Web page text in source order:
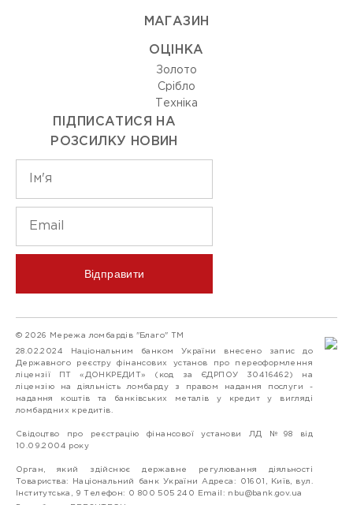
МАГАЗИН
ОЦIНКА
Золото
Срiбло
Технiка
ПІДПИСАТИСЯ НА
РОЗСИЛКУ НОВИН
Відправити
© 2026 Мережа ломбардів "Благо" ТМ
28.02.2024 Національним банком України внесено запис до
Державного реєстру фінансових установ про переоформлення
ліцензії ПТ «ДОНКРЕДИТ» (код за ЄДРПОУ 30416462) на
ліцензію на діяльність ломбарду з правом надання послуги -
надання коштів та банківських металів у кредит у вигляді
ломбардних кредитів.
Свідоцтво про реєстрацію фінансової установи ЛД №98 від
10.09.2004 року
Орган, який здійснює державне регулювання діяльності
Товариства: Національний банк України Адреса: 01601, Київ, вул.
Інститутська, 9 Телефон: 0 800 505 240 Email: nbu@bank.gov.ua